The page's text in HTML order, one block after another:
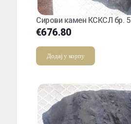
Сирови камен КСКСЛ бр. 5
€676.80
Додај у корпу